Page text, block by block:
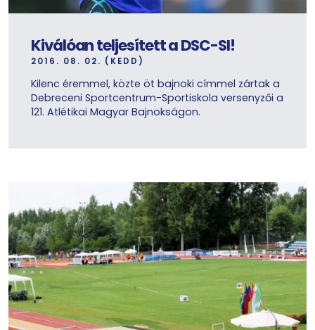
Kiválóan teljesített a DSC-SI!
2016. 08. 02. (KEDD)
Kilenc éremmel, közte öt bajnoki címmel zártak a
Debreceni Sportcentrum-Sportiskola versenyzői a
121. Atlétikai Magyar Bajnokságon.